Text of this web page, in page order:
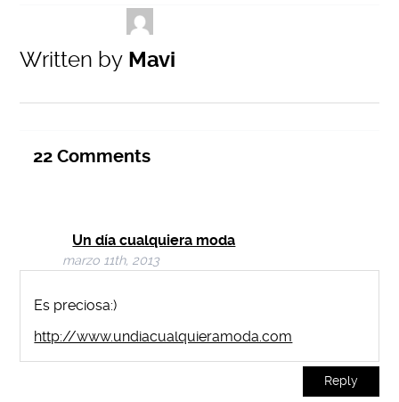
Written by Mavi
22 Comments
Un día cualquiera moda
marzo 11th, 2013
Es preciosa:)
http://www.undiacualquieramoda.com
Reply